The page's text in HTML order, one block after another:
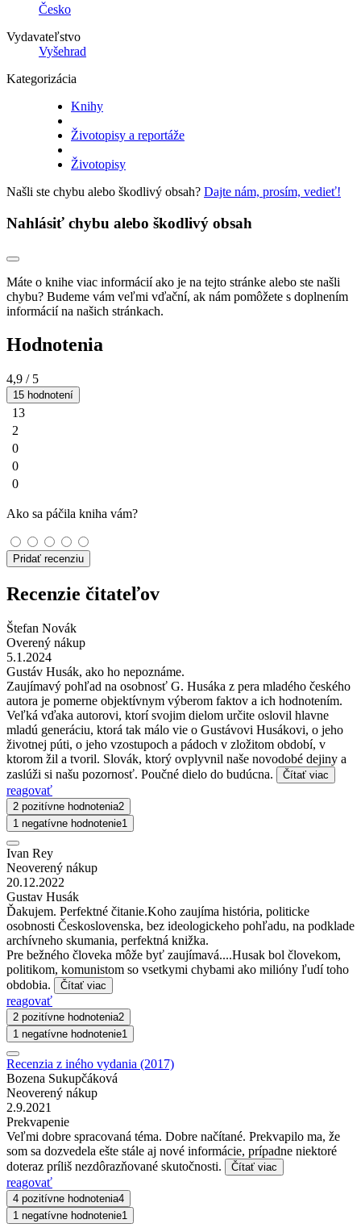
Česko
Vydavateľstvo
Vyšehrad
Kategorizácia
Knihy
Životopisy a reportáže
Životopisy
Našli ste chybu alebo škodlivý obsah? Dajte nám, prosím, vedieť!
Nahlásiť chybu alebo škodlivý obsah
Máte o knihe viac informácií ako je na tejto stránke alebo ste našli
chybu? Budeme vám veľmi vďační, ak nám pomôžete s doplnením
informácií na našich stránkach.
Hodnotenia
4,9 / 5
15 hodnotení
13
2
0
0
0
Ako sa páčila kniha vám?
Pridať recenziu
Recenzie čitateľov
Štefan Novák
Overený nákup
5.1.2024
Gustáv Husák, ako ho nepoznáme.
Zaujímavý pohľad na osobnosť G. Husáka z pera mladého českého
autora je pomerne objektívnym výberom faktov a ich hodnotením.
Veľká vďaka autorovi, ktorí svojim dielom určite oslovil hlavne
mladú generáciu, ktorá tak málo vie o Gustávovi Husákovi, o jeho
životnej púti, o jeho vzostupoch a pádoch v zložitom období, v
ktorom žil a tvoril. Slovák, ktorý ovplyvnil naše novodobé dejiny a
zaslúži si našu pozornosť. Poučné dielo do budúcna.
Čítať viac
reagovať
2 pozitívne hodnotenia2
1 negatívne hodnotenie1
Ivan Rey
Neoverený nákup
20.12.2022
Gustav Husák
Ďakujem. Perfektné čitanie.Koho zaujíma história, politicke
osobnosti Československa, bez ideologickeho pohľadu, na podklade
archívneho skumania, perfektná knižka.
Pre bežného človeka môže byť zaujímavá....Husak bol človekom,
politikom, komunistom so vsetkymi chybami ako milióny ľudí toho
obdobia.
Čítať viac
reagovať
2 pozitívne hodnotenia2
1 negatívne hodnotenie1
Recenzia z iného vydania (2017)
Bozena Sukupčáková
Neoverený nákup
2.9.2021
Prekvapenie
Veľmi dobre spracovaná téma. Dobre načítané. Prekvapilo ma, že
som sa dozvedela ešte stále aj nové informácie, prípadne niektoré
doteraz príliš nezdôrazňované skutočnosti.
Čítať viac
reagovať
4 pozitívne hodnotenia4
1 negatívne hodnotenie1